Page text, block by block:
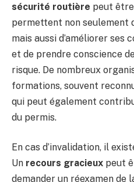
sécurité routière peut
permettent non seulement
mais aussi d’améliorer ses
et de prendre conscience
risque. De nombreux
formations, souvent
qui peut également
du permis.
En cas d’invalidation, il
Un recours gracieux peut
demander un réexamen de